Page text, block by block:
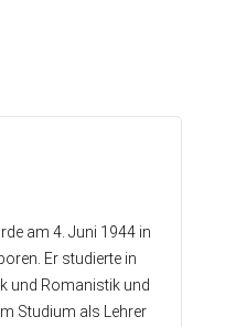
am 4. Juni 1944 in
Er studierte in
und Romanistik und
Studium als Lehrer